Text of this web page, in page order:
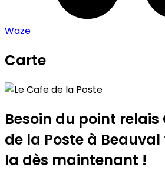
Waze
Carte
Le Cafe de la Poste
+
−
Besoin du point relais
de la Poste à
la dès maintenant !